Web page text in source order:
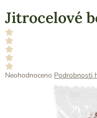
Jitrocelové
Průměrné
Neohodnoceno Podrobnosti